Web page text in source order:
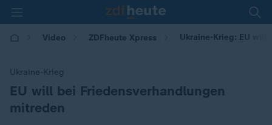
Video ZDFheute Xpress Ukraine-Krieg: EU will
Ukraine-Krieg
:EU will bei Friedensverhandlungen
mitreden